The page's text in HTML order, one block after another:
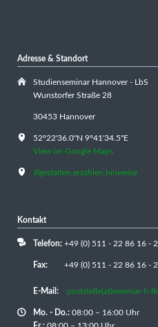
Adresse & Standort
Studienseminar Hannover - LbS
Wunstorfer Straße 28
30453 Hannover
52°22'36.0"N 9°41'34.5"E
View on Google Maps
///gestalten.erzählen.hinweise
Kontakt
Telefon:+49 (0) 511 - 22 86 16 -
Fax:+49 (0) 511 - 22 86 16 -
E-Mail: poststelle(at)seminar-h-
Mo. - Do.:08:00 – 16:00 Uhr